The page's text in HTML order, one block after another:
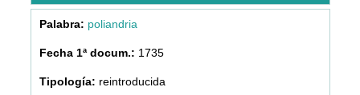
poliandria
1735
reintroducida